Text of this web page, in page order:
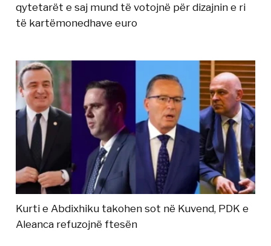
qytetarët e saj mund të votojnë për dizajnin e ri
të kartëmonedhave euro
Kurti e Abdixhiku takohen sot në Kuvend, PDK e
Aleanca refuzojnë ftesën